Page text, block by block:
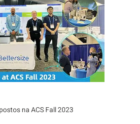
na ACS Fall 2023